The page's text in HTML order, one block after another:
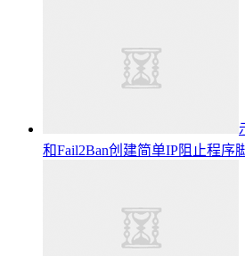
和Fail2Ban创建简单IP阻止程序